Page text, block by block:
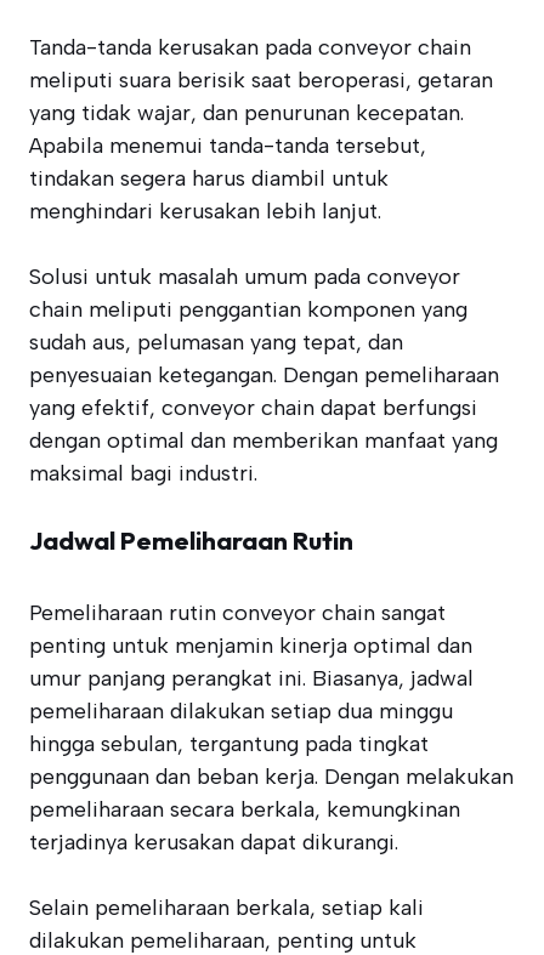
Tanda-tanda kerusakan pada conveyor chain
meliputi suara berisik saat beroperasi, getaran
yang tidak wajar, dan penurunan kecepatan.
Apabila menemui tanda-tanda tersebut,
tindakan segera harus diambil untuk
menghindari kerusakan lebih lanjut.
Solusi untuk masalah umum pada conveyor
chain meliputi penggantian komponen yang
sudah aus, pelumasan yang tepat, dan
penyesuaian ketegangan. Dengan pemeliharaan
yang efektif, conveyor chain dapat berfungsi
dengan optimal dan memberikan manfaat yang
maksimal bagi industri.
Jadwal Pemeliharaan Rutin
Pemeliharaan rutin conveyor chain sangat
penting untuk menjamin kinerja optimal dan
umur panjang perangkat ini. Biasanya, jadwal
pemeliharaan dilakukan setiap dua minggu
hingga sebulan, tergantung pada tingkat
penggunaan dan beban kerja. Dengan melakukan
pemeliharaan secara berkala, kemungkinan
terjadinya kerusakan dapat dikurangi.
Selain pemeliharaan berkala, setiap kali
dilakukan pemeliharaan, penting untuk